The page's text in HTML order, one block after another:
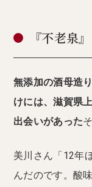
『不老泉
無添加の酒母造
けには、滋賀県
出会いがあった
美川さん「12年
んだのです。酸